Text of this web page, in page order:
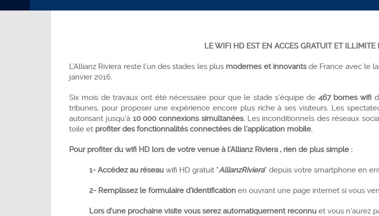
LE WIFI HD EST EN ACCES GRATUIT ET
L’Allianz Riviera reste l’un des stades les plus modernes et innovantsde France avec le
janvier 2016.
Six mois de travaux ont été nécessaire pour que le stade s’équipe de 467 bornes wifi
tribunes, pour proposer une expérience encore plus riche à ses visiteurs. Les
autorisant jusqu'à 10 000 connexions simultanées.Les inconditionnels des réseaux
toile et profiter des fonctionnalités connectées de l'application mobile.
Pour profiter du wifi HD lors de votre venue à l'Allianz Riviera , rien de plus simple :
1- Accédez au réseau wifi HD gratuit "AllianzRiviera" depuis votre smartphone en
2- Remplissez le formulaire d'identification en ouvrant une page internet si vous
Lors d'une prochaine visite vous serez automatiquement reconnu et vous n'aurez